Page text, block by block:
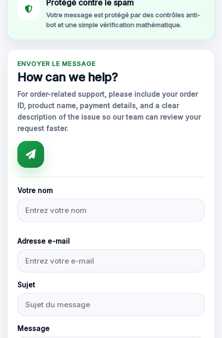
Protégé contre le spam
Votre message est protégé par des contrôles anti-
bot et une simple vérification mathématique.
ENVOYER LE MESSAGE
How can we help?
For order-related support, please include your order
ID, product name, payment details, and a clear
description of the issue so our team can review your
request faster.
Votre nom
Adresse e-mail
Sujet
Message